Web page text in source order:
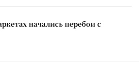
начались перебои с